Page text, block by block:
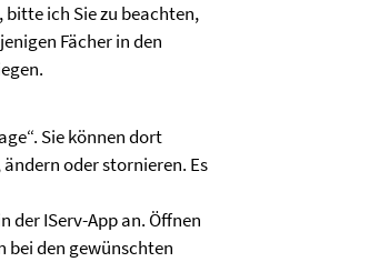
ich Sie zu beachten,
Fächer in den
Sie können dort
oder stornieren. Es
der IServ-App an. Öffnen
bei den gewünschten